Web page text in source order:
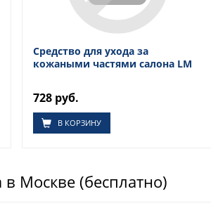
Средство для ухода за
кожаными частями салона LM
728 руб.
В КОРЗИНУ
Москве (бесплатно)